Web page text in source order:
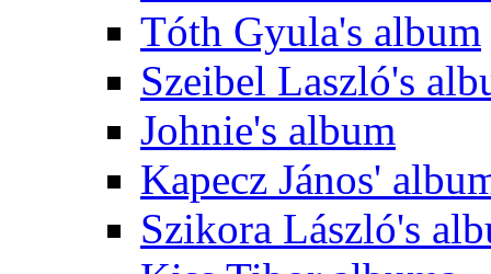
Tóth Gyula's album
Szeibel Laszló's
Johnie's album
Kapecz János'
Szikora László's